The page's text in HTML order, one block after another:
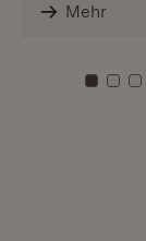
Mehr
ZuZu